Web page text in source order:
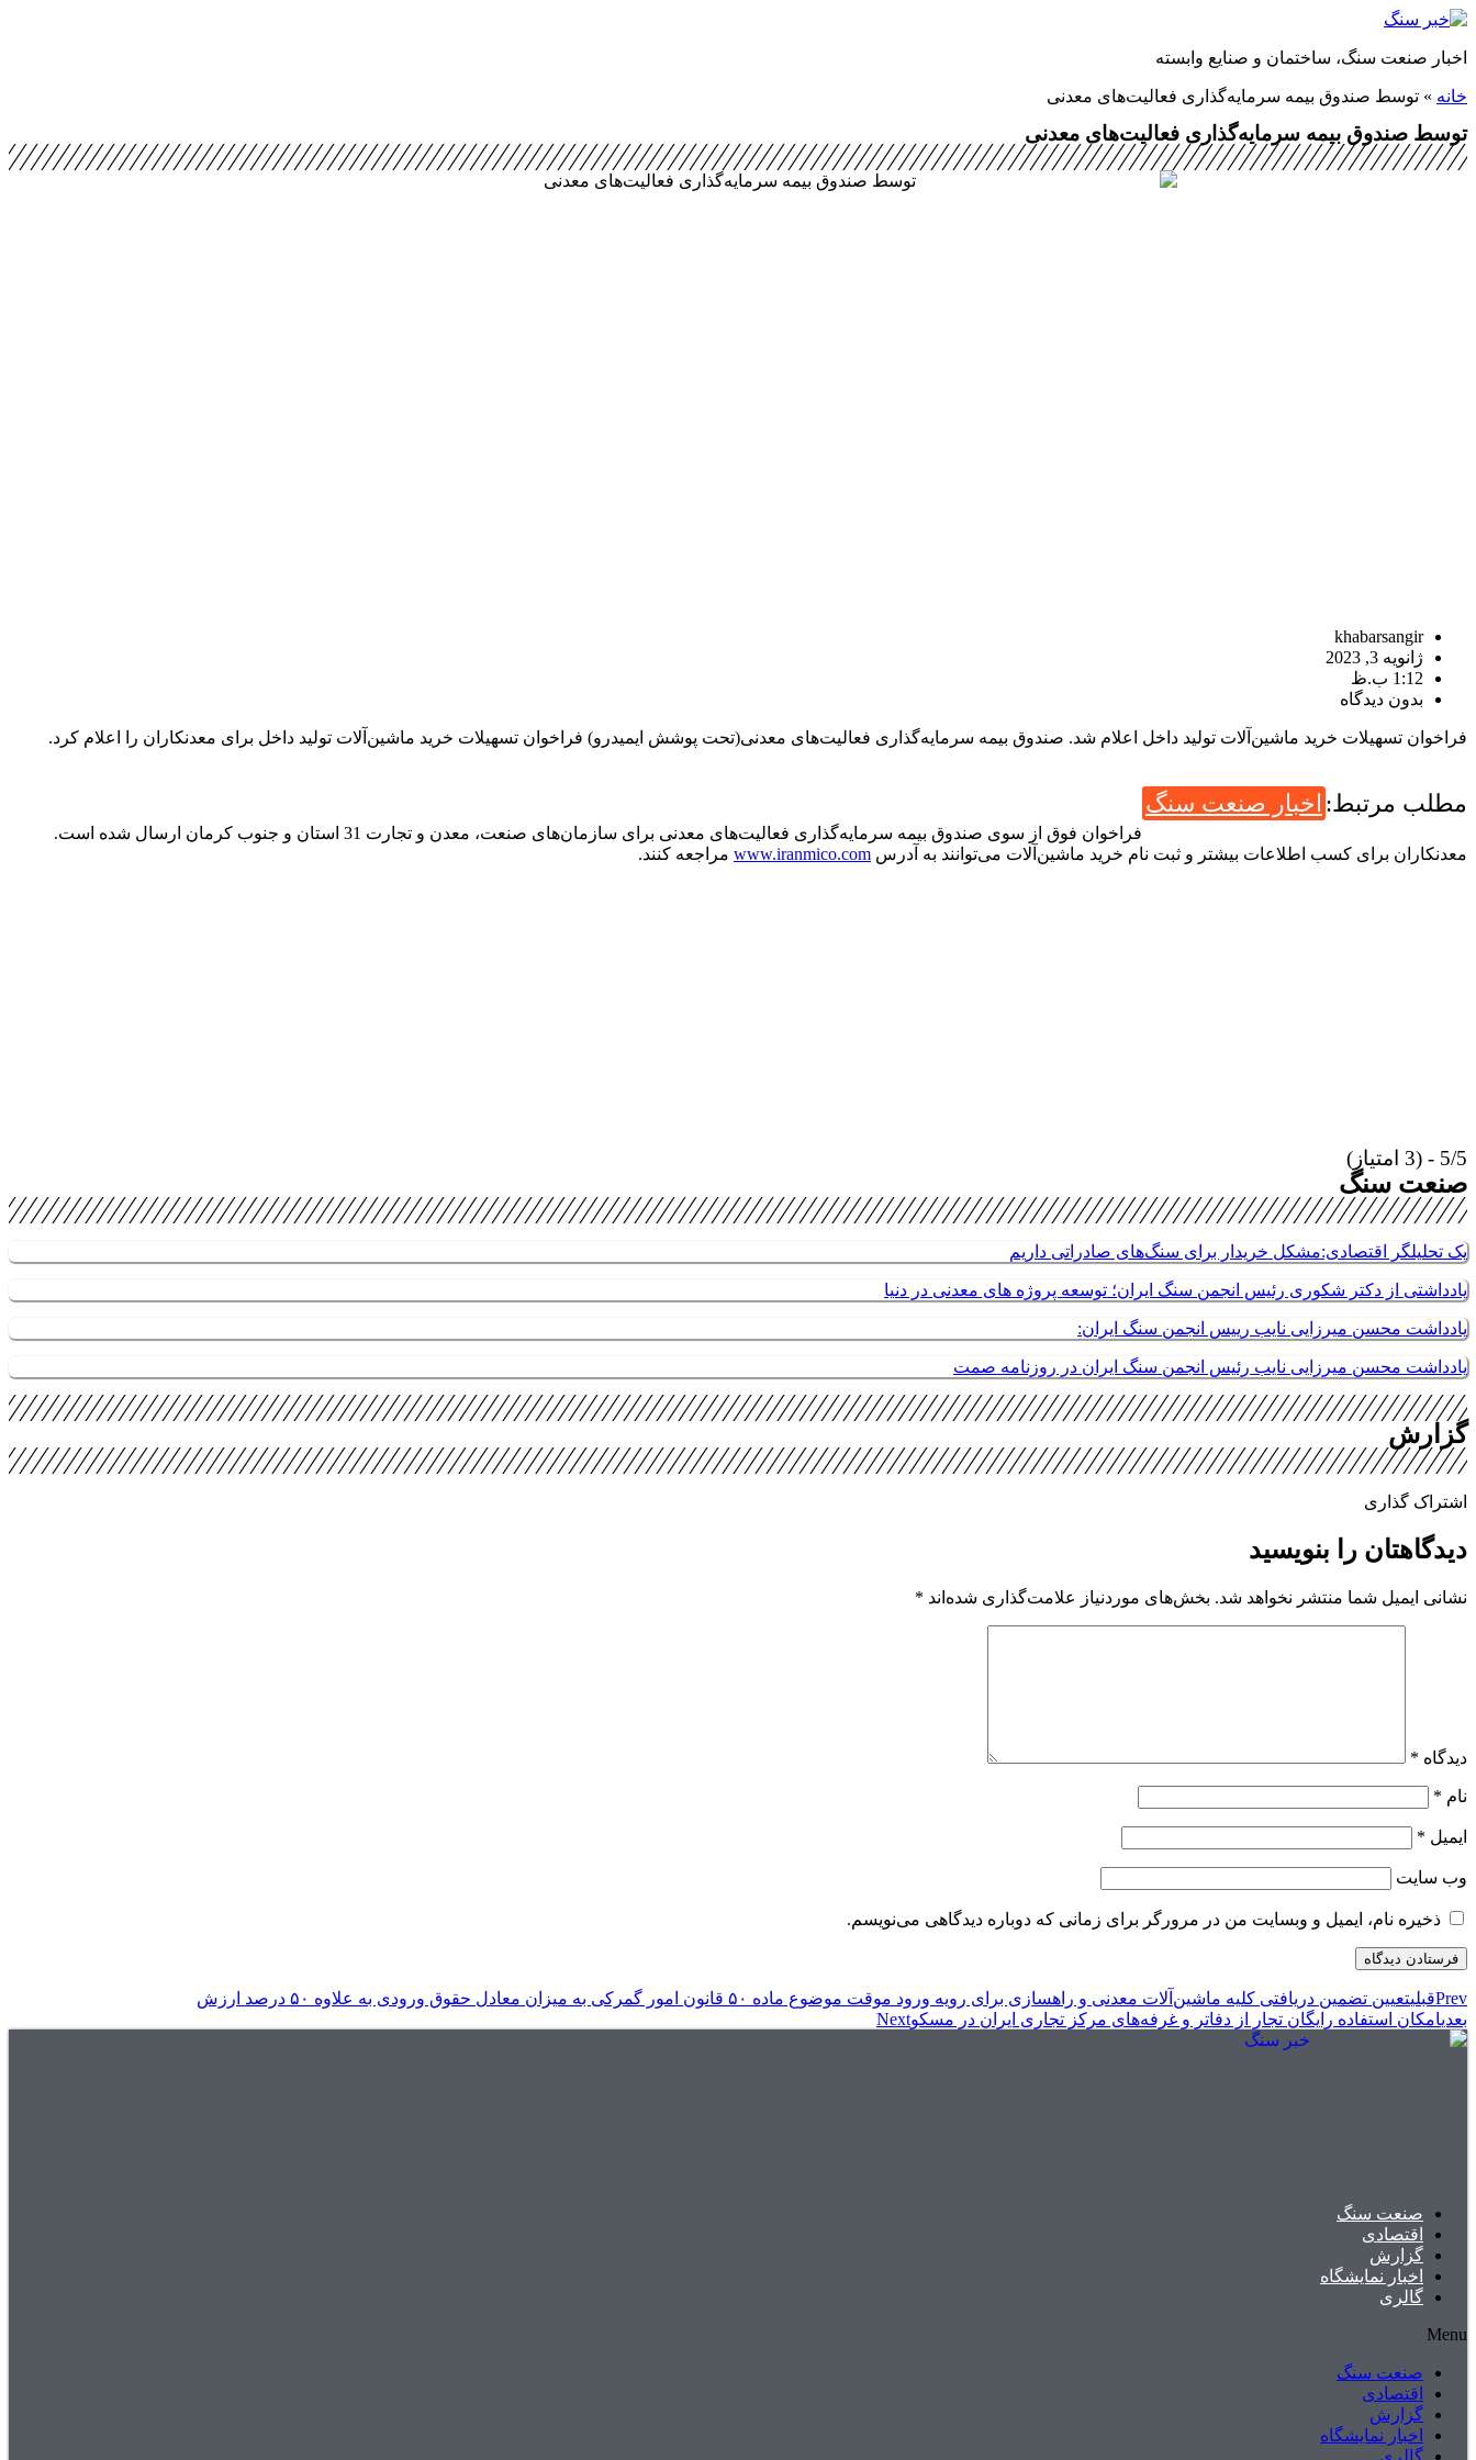
پرش
محتوا
اخبار صنعت سنگ، ساختمان و صنایع وابسته
خانه » توسط صندوق بیمه سرمایه‌گذاری فعالیت‌های معدنی
توسط صندوق بیمه سرمایه‌گذاری فعالیت‌های معدنی
khabarsangir
ژانویه 3, 2023
1:12 ب.ظ
بدون دیدگاه
فراخوان تسهیلات خرید ماشین‌آلات تولید داخل اعلام شد. صندوق بیمه سرمایه‌گذاری فعالیت‌های معدنی(تحت پوشش ایمیدرو) فراخوان تسهیلات خرید ماشین‌آلات تولید داخل برای معدنکاران را اعلام کرد.
مطلب مرتبط: اخبار صنعت سنگ
فراخوان فوق از سوی صندوق بیمه سرمایه‌گذاری فعالیت‌های معدنی برای سازما‌ن‌های صنعت، معدن و تجارت 31 استان و جنوب کرمان ارسال شده است.
معدنکاران برای کسب اطلاعات بیشتر و ثبت نام خرید ماشین‌آلات می‌توانند به آدرس www.iranmico.com مراجعه کنند.
5/5 - (3 امتیاز)
صنعت سنگ
یک تحلیلگر اقتصادی:مشکل خریدار برای سنگ‌های صادراتی داریم
یادداشتی از دکتر شکوری رئیس انجمن سنگ ایران؛ توسعه پروژه های معدنی در دنیا
یادداشت محسن میرزایی نایب رییس انجمن سنگ ایران:
یادداشت محسن میرزایی نایب رئیس انجمن سنگ ایران در روزنامه صمت
گزارش
اشتراک گذاری
دیدگاهتان را بنویسید
نشانی ایمیل شما منتشر نخواهد شد. بخش‌های موردنیاز علامت‌گذاری شده‌اند *
دیدگاه *
نام *
ایمیل *
وب‌ سایت
ذخیره نام، ایمیل و وبسایت من در مرورگر برای زمانی که دوباره دیدگاهی می‌نویسم.
Prevقبلیتعیین تضمین دریافتی کلیه ماشین‌آلات معدنی و راهسازی برای رویه ورود موقت موضوع ماده ۵۰ قانون امور گمرکی به میزان معادل حقوق ورودی به علاوه ۵۰ درصد ارزش
بعدیامکان استفاده رایگان تجار از دفاتر و غرفه‌های مرکز تجاری ایران در مسکوNext
صنعت سنگ
اقتصادی
گزارش
اخبار نمایشگاه
گالری
Menu
صنعت سنگ
اقتصادی
گزارش
اخبار نمایشگاه
گالری